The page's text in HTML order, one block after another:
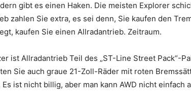
gibt es einen Haken. Die meisten Explorer
zahlen Sie extra, es sei denn, Sie kaufen den
kaufen Sie einen Allradantrieb. Zeitraum.
ist Allradantrieb Teil des „ST-Line Street Pack“-
Sie auch graue 21-Zoll-Räder mit roten
ist nicht billig, aber man kann AWD nicht einfach